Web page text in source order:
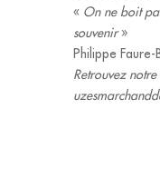
« On ne boit
souvenir»
Philippe Faure-
Retrouvez